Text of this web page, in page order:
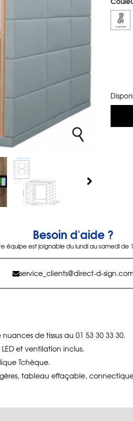
Besoin d'aide ?
équipe est joignable du lundi au samedi de
service_clients@direct-d-
de tissus au 01 53 30 33 30.
et ventilation inclus.
Tchèque.
tableau effaçable,